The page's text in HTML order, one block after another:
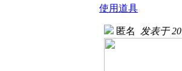
使用道具
匿名 发表于